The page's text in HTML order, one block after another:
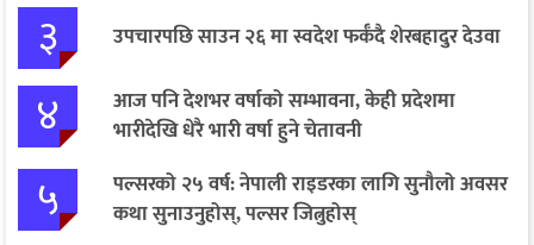
३ उपचारपछि साउन २६ मा स्वदेश फर्कँदै शेरबहादुर देउवा
४
आज पनि देशभर वर्षाको सम्भावना, केही प्रदेशमा
भारीदेखि धेरै भारी वर्षा हुने चेतावनी
५
पल्सरको २५ वर्ष: नेपाली राइडरका लागि सुनौलो अवसर
कथा सुनाउनुहोस्, पल्सर जित्नुहोस्